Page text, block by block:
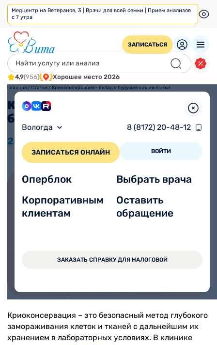
Медцентр на Ветеранов, 3 | Врачи для всей семьи | Прием анализов
с 7 утра
ЗАПИСАТЬСЯ
4,9(956) Хорошее место 2026
Вологда 8 (8172) 20-48-12
ЗАПИСАТЬСЯ ОНЛАЙН ВОЙТИ
Оперблок
Корпоративным
клиентам
Выбрать врача
Оставить
обращение
ЗАКАЗАТЬ СПРАВКУ ДЛЯ НАЛОГОВОЙ
Главная / Статьи / Криоконсервация - вклад в будущее вашей семьи
Криоконсервация - вклад в
будущее вашей семьи
25.10
Записаться на прием онлайн
ЗАПИСАТЬСЯ ОНЛАЙН
Криоконсервация – это безопасный метод глубокого
замораживания клеток и тканей с дальнейшим их
хранением в лабораторных условиях. В клинике